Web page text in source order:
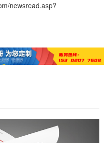
newsread.asp?